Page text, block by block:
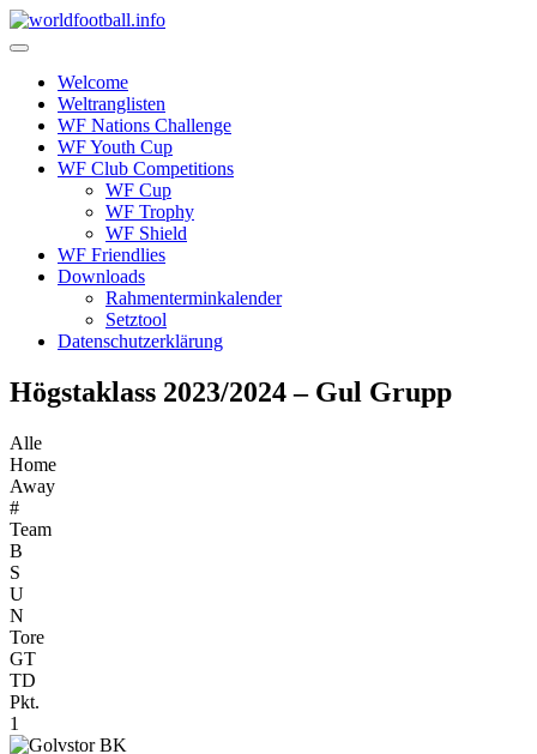
Skip
to
Welcome
Weltranglisten
WF Nations Challenge
WF Youth Cup
WF Club Competitions
WF Cup
WF Trophy
WF Shield
WF Friendlies
Downloads
Rahmenterminkalender
Setztool
Datenschutzerklärung
Högstaklass 2023/2024 – Gul Grupp
Alle
Home
Away
#
Team
B
S
U
N
Tore
GT
TD
Pkt.
1